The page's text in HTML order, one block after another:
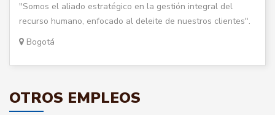
"Somos el aliado estratégico en la gestión integral del
recurso humano, enfocado al deleite de nuestros clientes".
Bogotá
OTROS EMPLEOS